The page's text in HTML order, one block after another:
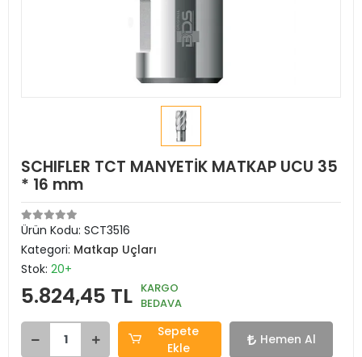
SCHIFLER TCT MANYETİK MATKAP UCU 35
* 16 mm
Ürün Kodu: SCT3516
Kategori: Matkap Uçları
Stok: 20+
5.824,45 TL KARGO
BEDAVA
Sepete
Ekle
Hemen Al